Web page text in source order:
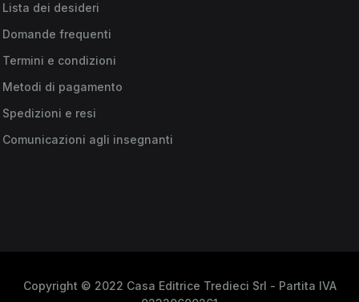
Lista dei desideri
Domande frequenti
Termini e condizioni
Metodi di pagamento
Spedizioni e resi
Comunicazioni agli insegnanti
Copyright © 2022 Casa Editrice Tredieci Srl - Partita IVA